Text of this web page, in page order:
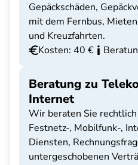
Gepäckschäden,
mit dem Fernbus,
und Kreuzfahrten.
Kosten: 40 €
Beratung zu
Internet
Wir beraten Sie
Festnetz-, Mobilfunk-,
Diensten,
untergeschobenen